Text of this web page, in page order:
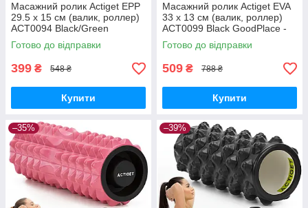
Масажний ролик Actiget EPP
29.5 x 15 см (валик, роллер)
ACT0094 Black/Green
GoodPlace -worry-free-
shopping-
Готово до відправки
399 ₴ 548 ₴
Купити
Масажний ролик Actiget EVA
33 x 13 см (валик, роллер)
ACT0099 Black GoodPlace -
worry-free-shopping-
Готово до відправки
509 ₴ 788 ₴
Купити
–35% –39%